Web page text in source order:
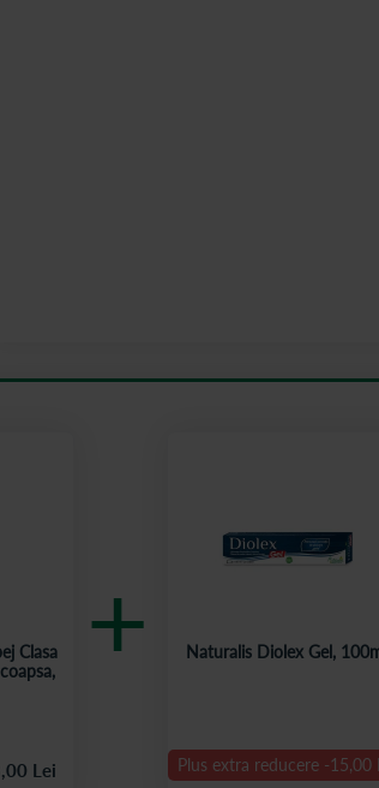
Clasa
Lei
+
Plus extra reducere -15,00
Naturalis Diolex Gel,
44,20 Lei